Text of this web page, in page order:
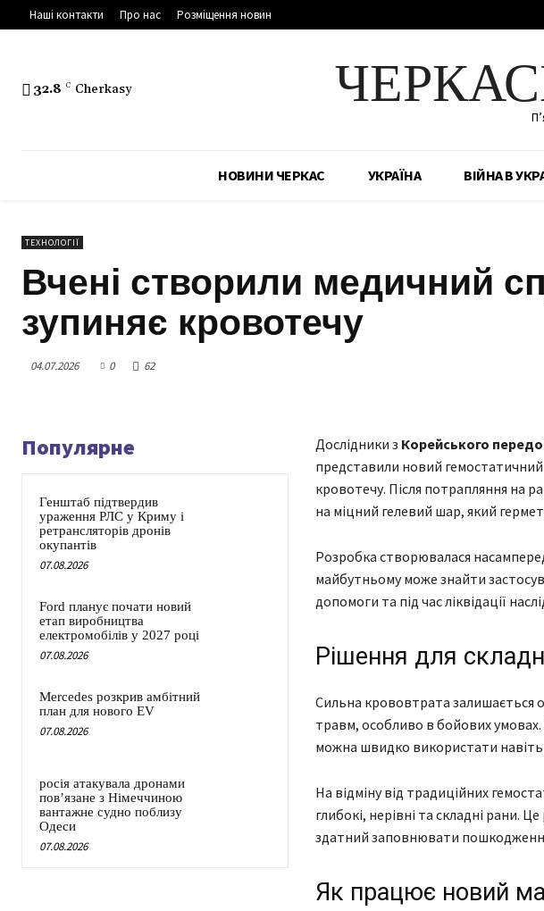
Наші контакти Про нас Розміщення новин
32.8 C Cherkasy
НОВИНИ ЧЕРКАС УКРАЇНА ВІЙНА В
ТЕХНОЛОГІЇ
Вчені створили медичний
зупиняє кровотечу
04.07.2026 0 62
Популярне
Генштаб підтвердив
ураження РЛС у Криму і
ретрансляторів дронів
окупантів
07.08.2026
Ford планує почати новий
етап виробництва
електромобілів у 2027 році
07.08.2026
Mercedes розкрив амбітний
план для нового EV
07.08.2026
росія атакувала дронами
пов’язане з Німеччиною
вантажне судно поблизу
Одеси
07.08.2026
Дослідники з Корейського
представили новий
кровотечу. Після потрапляння на
на міцний гелевий шар, який
Розробка створювалася
майбутньому може знайти
допомоги та під час ліквідації
Рішення для
Сильна крововтрата залишається
травм, особливо в бойових умовах.
можна швидко використати навіть
На відміну від традиційних
глибокі, нерівні та складні рани.
здатний заповнювати
Як працює новий